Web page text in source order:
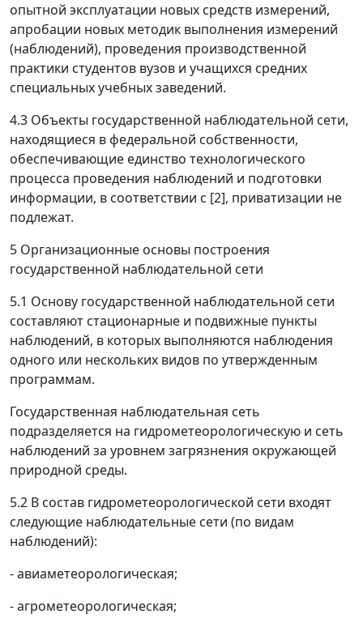
опытной эксплуатации новых средств измерений,
апробации новых методик выполнения измерений
(наблюдений), проведения производственной
практики студентов вузов и учащихся средних
специальных учебных заведений.
4.3 Объекты государственной наблюдательной сети,
находящиеся в федеральной собственности,
обеспечивающие единство технологического
процесса проведения наблюдений и подготовки
информации, в соответствии с [2], приватизации не
подлежат.
5 Организационные основы построения
государственной наблюдательной сети
5.1 Основу государственной наблюдательной сети
составляют стационарные и подвижные пункты
наблюдений, в которых выполняются наблюдения
одного или нескольких видов по утвержденным
программам.
Государственная наблюдательная сеть
подразделяется на гидрометеорологическую и сеть
наблюдений за уровнем загрязнения окружающей
природной среды.
5.2 В состав гидрометеорологической сети входят
следующие наблюдательные сети (по видам
наблюдений):
- авиаметеорологическая;
- агрометеорологическая;